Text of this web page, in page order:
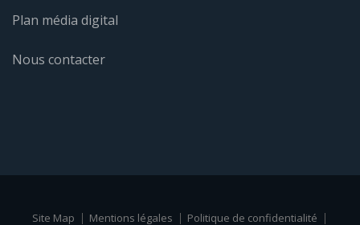
Plan média digital
Nous contacter
Site Map Mentions légales Politique de confidentialité